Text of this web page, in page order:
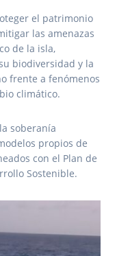
el patrimonio
las amenazas
de la isla,
biodiversidad y la
frente a fenómenos
climático.
soberanía
propios de
con el Plan de
Sostenible.